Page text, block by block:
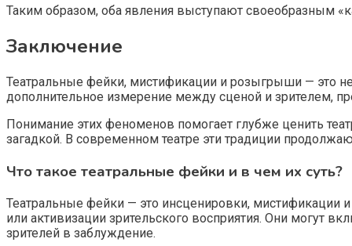
Таким образом, оба явления выступают своеобразным
Заключение
Театральные фейки, мистификации и розыгрыши — это
дополнительное измерение между сценой и зрителем,
Понимание этих феноменов помогает глубже ценить
загадкой. В современном театре эти традиции
Что такое театральные фейки и в чем их суть?
Театральные фейки — это инсценировки, мистификации
или активизации зрительского восприятия. Они могут
зрителей в заблуждение.